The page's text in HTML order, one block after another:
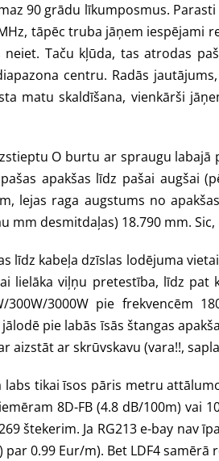
90 grādu līkumposmus.
tāpēc truba jāņem
Taču kļūda, tas atrodas
centru. Radās
matu skaldīšana, vienkārši
O burtu ar spraugu labajā
apakšas līdz pašai augšai
lejas raga augstums no
mm desmitdaļas) 18.790 mm.
līdz kabeļa dzīslas lodējuma
lielāka viļņu pretestība, līdz
300W/3000W pie frekvencēm
pie labās īsās štangas
aizstāt ar skrūvskavu (vara!!,
labs tikai īsos pāris metru
8D-FB (4.8 dB/100m) vai
štekerim. Ja RG213 e-bay
par 0.99 Eur/m). Bet LDF4